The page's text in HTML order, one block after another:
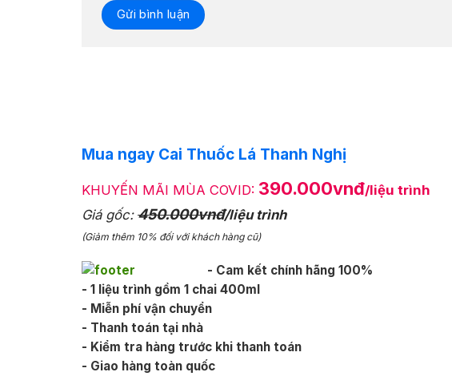
Mua ngay Cai Thuốc Lá Thanh Nghị
KHUYẾN MÃI MÙA COVID: 390.000vnđ/liệu trình
Giá gốc: 450.000vnđ/liệu trình
(Giảm thêm 10% đối với khách hàng cũ)
- Cam kết chính hãng 100%
- 1 liệu trình gồm 1 chai 400ml
- Miễn phí vận chuyển
- Thanh toán tại nhà
- Kiểm tra hàng trước khi thanh toán
- Giao hàng toàn quốc